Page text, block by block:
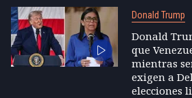
Donald Trump
Donald
que
mientras
exigen a
elecciones